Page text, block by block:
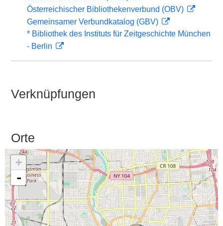
Österreichischer Bibliothekenverbund (OBV)
Gemeinsamer Verbundkatalog (GBV)
* Bibliothek des Instituts für Zeitgeschichte München
- Berlin
Verknüpfungen
Orte
+
-